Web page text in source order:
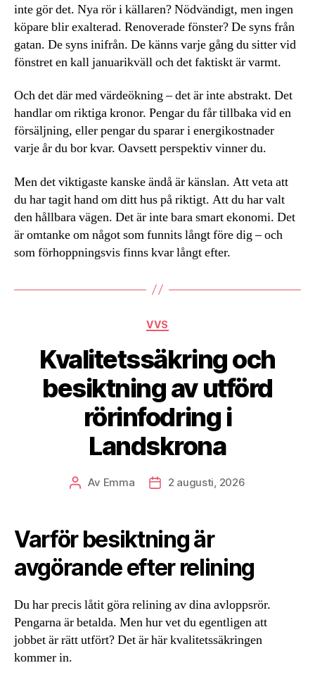
inte gör det. Nya rör i källaren? Nödvändigt, men ingen
köpare blir exalterad. Renoverade fönster? De syns från
gatan. De syns inifrån. De känns varje gång du sitter vid
fönstret en kall januarikväll och det faktiskt är varmt.
Och det där med värdeökning – det är inte abstrakt. Det
handlar om riktiga kronor. Pengar du får tillbaka vid en
försäljning, eller pengar du sparar i energikostnader
varje år du bor kvar. Oavsett perspektiv vinner du.
Men det viktigaste kanske ändå är känslan. Att veta att
du har tagit hand om ditt hus på riktigt. Att du har valt
den hållbara vägen. Det är inte bara smart ekonomi. Det
är omtanke om något som funnits långt före dig – och
som förhoppningsvis finns kvar långt efter.
Kategorier
VVS
Kvalitetssäkring och
besiktning av utförd
rörinfodring i
Landskrona
Inläggsförfattare
Av Emma Inläggsdatum
2 augusti, 2026
Varför besiktning är
avgörande efter relining
Du har precis låtit göra relining av dina avloppsrör.
Pengarna är betalda. Men hur vet du egentligen att
jobbet är rätt utfört? Det är här kvalitetssäkringen
kommer in.